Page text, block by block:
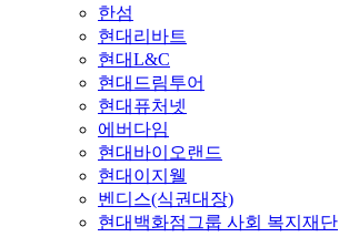
한섬
현대리바트
현대L&C
현대드림투어
현대퓨처넷
에버다임
현대바이오랜드
현대이지웰
벤디스(식권대장)
현대백화점그룹 사회 복지재단